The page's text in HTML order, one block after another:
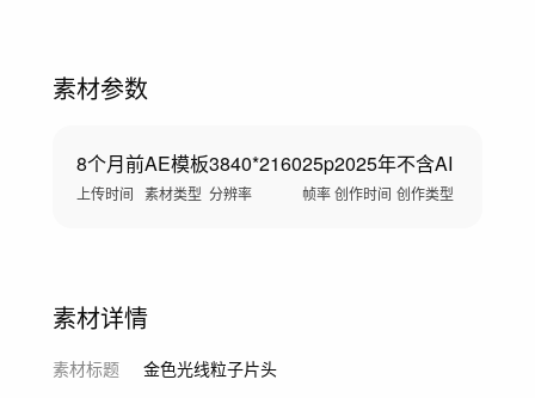
素材参数
8个月前
上传时间
AE模板
素材类型
3840*2160
分辨率
25p
帧率
2025年
创作时间
不含AI
创作类型
素材详情
素材标题
金色光线粒子片头